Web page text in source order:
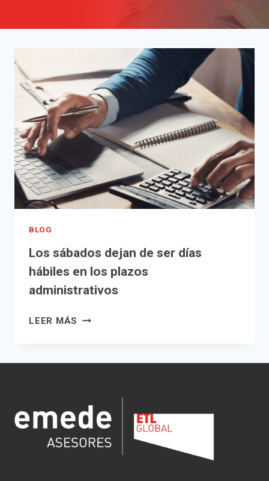
BLOG
Los sábados dejan de ser días
hábiles en los plazos
administrativos
LEER MÁS LOS
DE
HÁBILES
EN
PLAZOS